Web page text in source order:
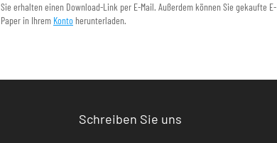
Sie erhalten einen Download-Link per E-Mail. Außerdem können Sie gekaufte E-
Paper in Ihrem Konto herunterladen.
Schreiben Sie uns